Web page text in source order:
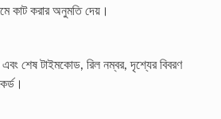
কাট করার অনুমতি দেয়।
এবং শেষ টাইমকোড, রিল নম্বর, দৃশ্যের বিবরণ